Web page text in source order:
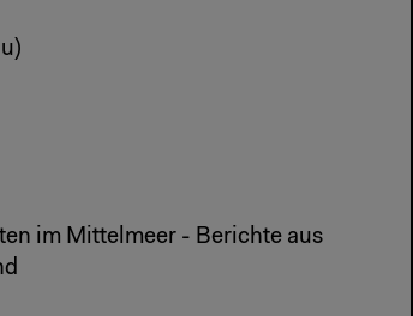
im Mittelmeer - Berichte aus